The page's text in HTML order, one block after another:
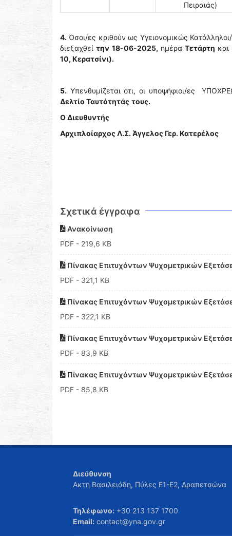
Πειραιάς)
4. Όσοι/ες κριθούν ως Υγειονομικώς
διεξαχθεί την 18-06-2025, ημέρα Τετάρτη και
10, Κερατσίνι).
5. Υπενθυμίζεται ότι, οι υποψήφιοι/ες
Δελτίο Ταυτότητάς τους.
Ο Διευθυντής
Αρχιπλοίαρχος Λ.Σ. Άγγελος Γερ. Κατερέλος
Σχετικά έγγραφα
Ανακοίνωση
PDF - 219,6 KB
Πίνακας Επιτυχόντων Ψυχομετρικών
PDF - 321,1 KB
Πίνακας Επιτυχόντων Ψυχομετρικών
PDF - 322,1 KB
Πίνακας Επιτυχόντων Ψυχομετρικών
PDF - 83,9 KB
Πίνακας Επιτυχόντων Ψυχομετρικών
PDF - 85,8 KB
Διεύθυνση
Ακτή Βασιλειάδη, Πύλες Ε1-Ε2, Δραπετσώνα
Τηλέφωνο: +30 213 137 1700
Email: contact@yna.gov.gr